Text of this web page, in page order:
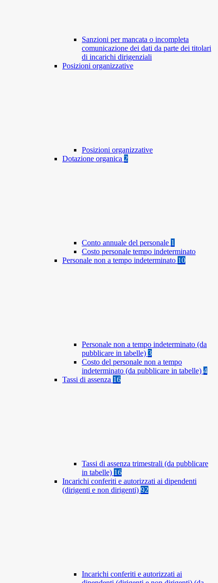
Sanzioni per mancata o incompleta
comunicazione dei dati da parte dei titolari
di incarichi dirigenziali
Posizioni organizzative
Posizioni organizzative
Dotazione organica 2
Conto annuale del personale 1
Costo personale tempo indeterminato
Personale non a tempo indeterminato 10
Personale non a tempo indeterminato (da
pubblicare in tabelle) 3
Costo del personale non a tempo
indeterminato (da pubblicare in tabelle) 4
Tassi di assenza 16
Tassi di assenza trimestrali (da pubblicare
in tabelle) 16
Incarichi conferiti e autorizzati ai dipendenti
(dirigenti e non dirigenti) 92
Incarichi conferiti e autorizzati ai